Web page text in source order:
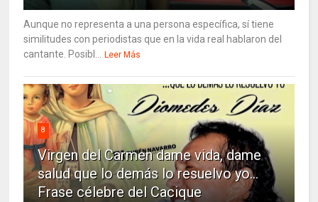
Aunque no representa a una persona específica, sí tiene
similitudes con periodistas que en la vida real hablaron del
cantante. Posibl...
Leer Más
8
Virgen del Carmen dame vida, dame
salud que lo demás lo resuelvo yo…
Frase célebre del Cacique